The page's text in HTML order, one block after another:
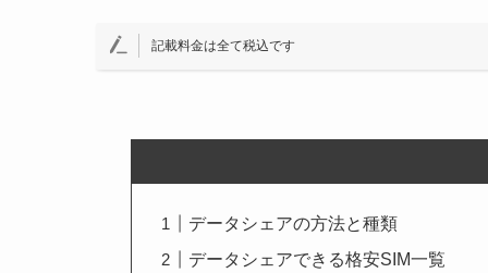
記載料金は全て税込です
データシェアの方法と種類
データシェアできる格安SIM一覧